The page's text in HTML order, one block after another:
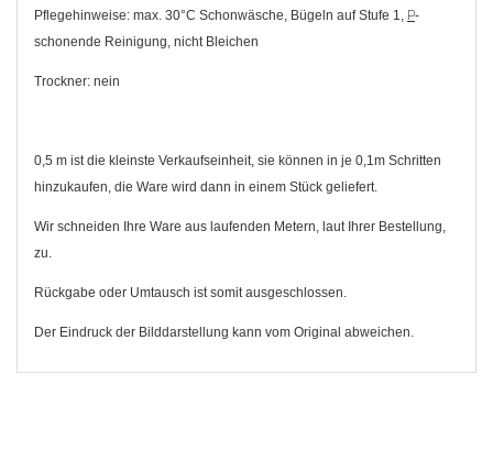
Pflegehinweise: max. 30°C Schonwäsche, Bügeln auf Stufe 1, P-
schonende Reinigung, nicht Bleichen
Trockner: nein
0,5 m ist die kleinste Verkaufseinheit, sie können in je 0,1m Schritten
hinzukaufen, die Ware wird dann in einem Stück geliefert.
Wir schneiden Ihre Ware aus laufenden Metern, laut Ihrer Bestellung,
zu.
Rückgabe oder Umtausch ist somit ausgeschlossen.
Der Eindruck der Bilddarstellung kann vom Original abweichen.